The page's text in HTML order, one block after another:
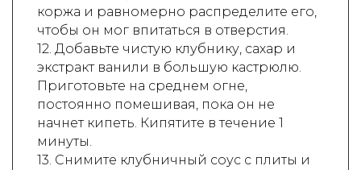
коржа и равномерно распределите его,
чтобы он мог впитаться в отверстия.
12. Добавьте чистую клубнику, сахар и
экстракт ванили в большую кастрюлю.
Приготовьте на среднем огне,
постоянно помешивая, пока он не
начнет кипеть. Кипятите в течение 1
минуты.
13. Снимите клубничный соус с плиты и